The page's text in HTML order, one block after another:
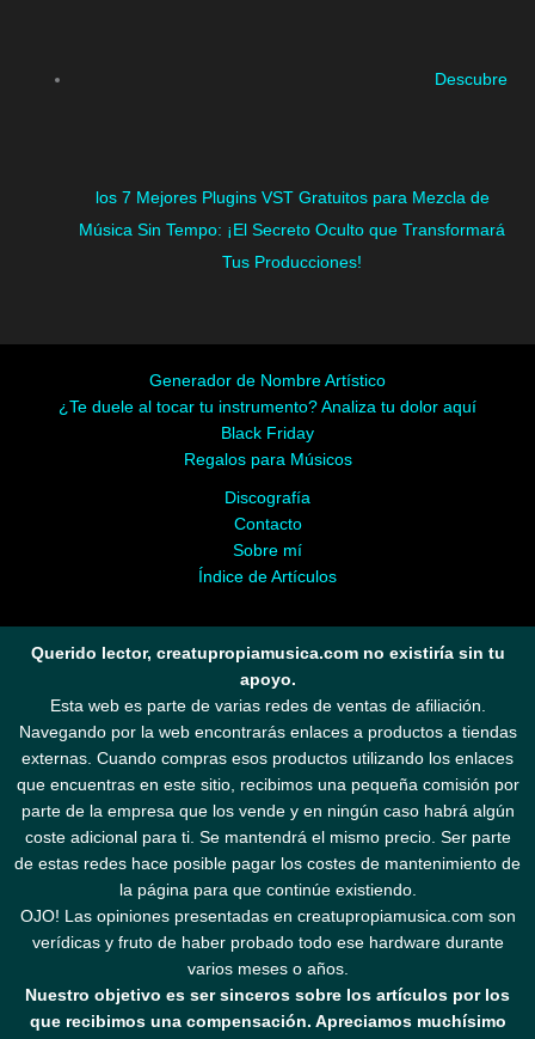
Descubre
los 7 Mejores Plugins VST Gratuitos para Mezcla de
Música Sin Tempo: ¡El Secreto Oculto que Transformará
Tus Producciones!
Generador de Nombre Artístico
¿Te duele al tocar tu instrumento? Analiza tu dolor aquí
Black Friday
Regalos para Músicos
Discografía
Contacto
Sobre mí
Índice de Artículos
Querido lector, creatupropiamusica.com no existiría sin tu
apoyo.
Esta web es parte de varias redes de ventas de afiliación.
Navegando por la web encontrarás enlaces a productos a tiendas
externas. Cuando compras esos productos utilizando los enlaces
que encuentras en este sitio, recibimos una pequeña comisión por
parte de la empresa que los vende y en ningún caso habrá algún
coste adicional para ti. Se mantendrá el mismo precio. Ser parte
de estas redes hace posible pagar los costes de mantenimiento de
la página para que continúe existiendo.
OJO! Las opiniones presentadas en creatupropiamusica.com son
verídicas y fruto de haber probado todo ese hardware durante
varios meses o años.
Nuestro objetivo es ser sinceros sobre los artículos por los
que recibimos una compensación. Apreciamos muchísimo